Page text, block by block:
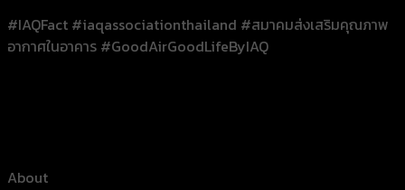
#IAQFact #iaqassociationthailand #สมาคมส่งเสริมคุณภาพ
อากาศในอาคาร #GoodAirGoodLifeByIAQ
About